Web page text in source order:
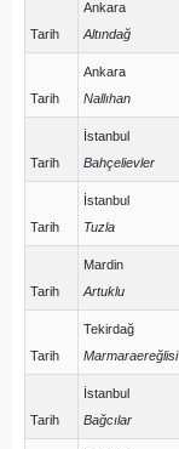
Tarih
Ankara
Altındağ
Tarih
Ankara
Nallıhan
Tarih
İstanbul
Bahçelievler
Tarih
İstanbul
Tuzla
Tarih
Mardin
Artuklu
Tarih
Tekirdağ
Marmaraereğlisi
Tarih
İstanbul
Bağcılar